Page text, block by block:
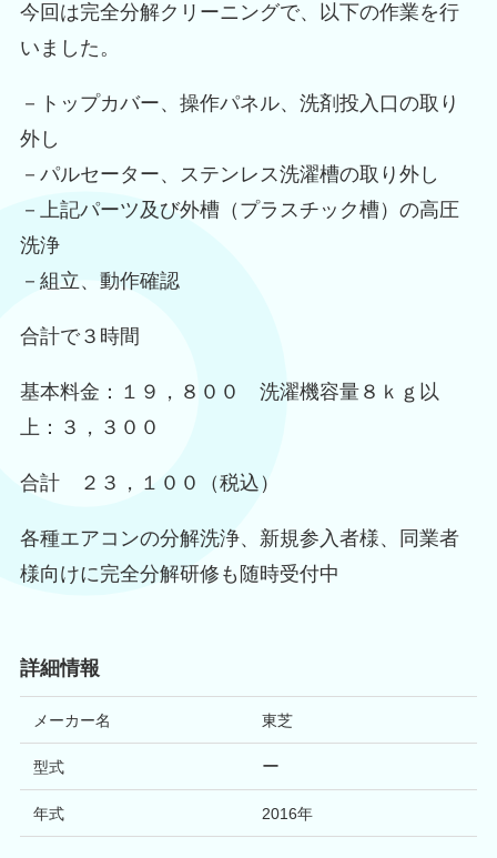
今回は完全分解クリーニングで、以下の作業を行
いました。
－トップカバー、操作パネル、洗剤投入口の取り
外し
－パルセーター、ステンレス洗濯槽の取り外し
－上記パーツ及び外槽（プラスチック槽）の高圧
洗浄
－組立、動作確認
合計で３時間
基本料金：１９，８００ 洗濯機容量８ｋｇ以
上：３，３００
合計 ２３，１００（税込）
各種エアコンの分解洗浄、新規参入者様、同業者
様向けに完全分解研修も随時受付中
詳細情報
メーカー名 東芝
型式 ー
年式 2016年